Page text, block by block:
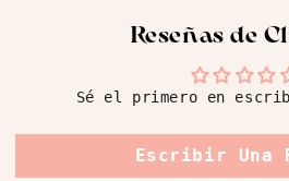
Reseñas de
Sé el primero en
Escribir Una